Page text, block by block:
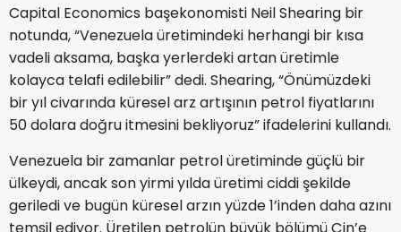
Capital Economics başekonomisti Neil Shearing bir
notunda, “Venezuela üretimindeki herhangi bir kısa
vadeli aksama, başka yerlerdeki artan üretimle
kolayca telafi edilebilir” dedi. Shearing, “Önümüzdeki
bir yıl civarında küresel arz artışının petrol fiyatlarını
50 dolara doğru itmesini bekliyoruz” ifadelerini kullandı.
Venezuela bir zamanlar petrol üretiminde güçlü bir
ülkeydi, ancak son yirmi yılda üretimi ciddi şekilde
geriledi ve bugün küresel arzın yüzde 1’inden daha azını